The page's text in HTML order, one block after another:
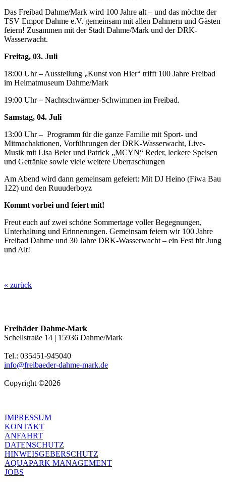
Das Freibad Dahme/Mark wird 100 Jahre alt – und das möchte der
TSV Empor Dahme e.V. gemeinsam mit allen Dahmern und Gästen
feiern! Zusammen mit der Stadt Dahme/Mark und der DRK-
Wasserwacht.
Freitag, 03. Juli
18:00 Uhr – Ausstellung „Kunst von Hier“ trifft 100 Jahre Freibad
im Heimatmuseum Dahme/Mark
19:00 Uhr – Nachtschwärmer-Schwimmen im Freibad.
Samstag, 04. Juli
13:00 Uhr – Programm für die ganze Familie mit Sport- und
Mitmachaktionen, Vorführungen der DRK-Wasserwacht, Live-
Musik mit Lisa Beier und Patrick „MCYN“ Reder, leckere Speisen
und Getränke sowie viele weitere Überraschungen
Am Abend wird dann gemeinsam gefeiert: Mit DJ Heino (Fiwa Bau
122) und den Ruuuderboyz
Kommt vorbei und feiert mit!
Freut euch auf zwei schöne Sommertage voller Begegnungen,
Unterhaltung und Erinnerungen. Gemeinsam feiern wir 100 Jahre
Freibad Dahme und 30 Jahre DRK-Wasserwacht – ein Fest für Jung
und Alt!
« zurück
Freibäder Dahme-Mark
Schellstraße 14 | 15936 Dahme/Mark
Tel.: 035451-945040
info@freibaeder-dahme-mark.de
Copyright ©2026
IMPRESSUM
KONTAKT
ANFAHRT
DATENSCHUTZ
HINWEISGEBERSCHUTZ
AQUAPARK MANAGEMENT
JOBS